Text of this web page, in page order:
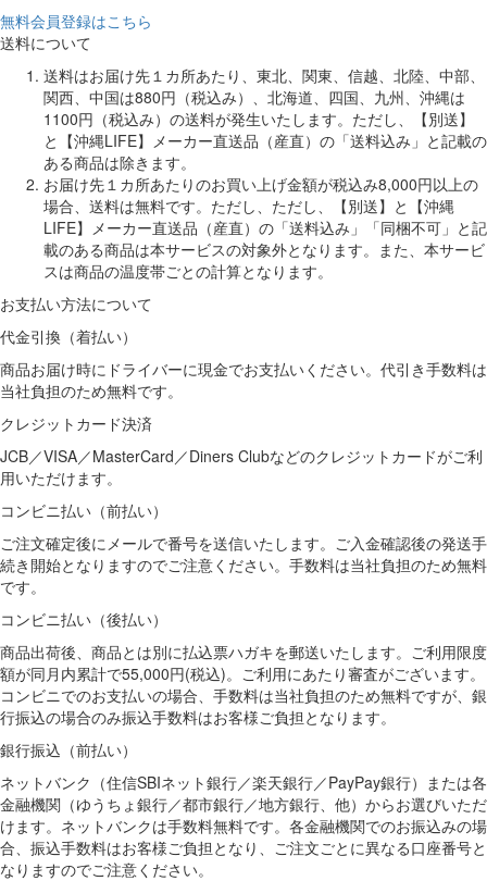
無料会員登録はこちら
送料について
送料はお届け先１カ所あたり、東北、関東、信越、北陸、中部、
関西、中国は880円（税込み）、北海道、四国、九州、沖縄は
1100円（税込み）の送料が発生いたします。ただし、【別送】
と【沖縄LIFE】メーカー直送品（産直）の「送料込み」と記載の
ある商品は除きます。
お届け先１カ所あたりのお買い上げ金額が税込み8,000円以上の
場合、送料は無料です。ただし、ただし、【別送】と【沖縄
LIFE】メーカー直送品（産直）の「送料込み」「同梱不可」と記
載のある商品は本サービスの対象外となります。また、本サービ
スは商品の温度帯ごとの計算となります。
お支払い方法について
代金引換（着払い）
商品お届け時にドライバーに現金でお支払いください。代引き手数料は
当社負担のため無料です。
クレジットカード決済
JCB／VISA／MasterCard／Diners Clubなどのクレジットカードがご利
用いただけます。
コンビニ払い（前払い）
ご注文確定後にメールで番号を送信いたします。ご入金確認後の発送手
続き開始となりますのでご注意ください。手数料は当社負担のため無料
です。
コンビニ払い（後払い）
商品出荷後、商品とは別に払込票ハガキを郵送いたします。ご利用限度
額が同月内累計で55,000円(税込)。ご利用にあたり審査がございます。
コンビニでのお支払いの場合、手数料は当社負担のため無料ですが、銀
行振込の場合のみ振込手数料はお客様ご負担となります。
銀行振込（前払い）
ネットバンク（住信SBIネット銀行／楽天銀行／PayPay銀行）または各
金融機関（ゆうちょ銀行／都市銀行／地方銀行、他）からお選びいただ
けます。ネットバンクは手数料無料です。各金融機関でのお振込みの場
合、振込手数料はお客様ご負担となり、ご注文ごとに異なる口座番号と
なりますのでご注意ください。